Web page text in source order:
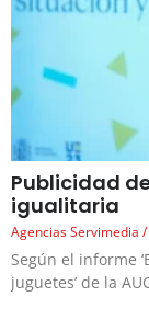
Publicidad
igualitaria
Agencias Servimedia
Según el informe
juguetes’ de la